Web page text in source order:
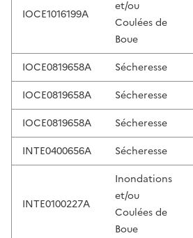
IOCE1016199A
et/ou
Coulées de
Boue
IOCE0819658A Sécheresse
IOCE0819658A
Sécheresse
IOCE0819658A
Sécheresse
INTE0400656A
Sécheresse
INTE0100227A
Inondations
et/ou
Coulées de
Boue